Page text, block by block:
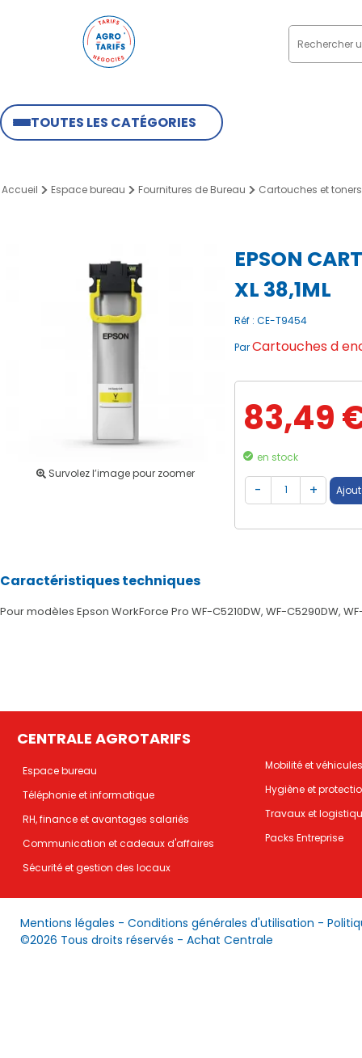
TOUTES LES CATÉGORIES
Accueil Espace bureau Fournitures de Bureau Cartouches et toners
Survolez l’image pour zoomer
EPSON
XL 38,1ML
Réf : CE-T9454
ParCartouches d
83,49
en stock
Caractéristiques techniques
Pour modèles Epson WorkForce Pro WF-C5210DW, WF-C5290DW,
CENTRALE AGROTARIFS
Espace bureau
Téléphonie et informatique
RH, finance et avantages salariés
Communication et cadeaux d'affaires
Sécurité et gestion des locaux
Mobilité et véhicules
Hygiène et
Travaux et
Packs Entreprise
Mentions légales - Conditions générales d'utilisation -
©2026 Tous droits réservés - Achat Centrale